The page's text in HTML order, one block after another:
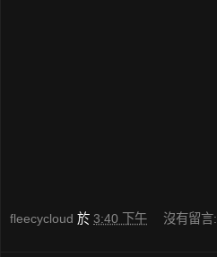
fleecycloud 於 3:40 下午 沒有留言: